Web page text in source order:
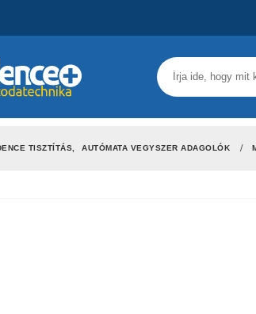
TISZTÍTÁS AUTÓMATA VEGYSZER ADAGOLÓK